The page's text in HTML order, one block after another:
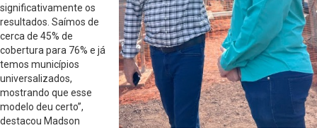
significativamente os
resultados. Saímos de
cerca de 45% de
cobertura para 76% e já
temos municípios
universalizados,
mostrando que esse
modelo deu certo”,
destacou Madson